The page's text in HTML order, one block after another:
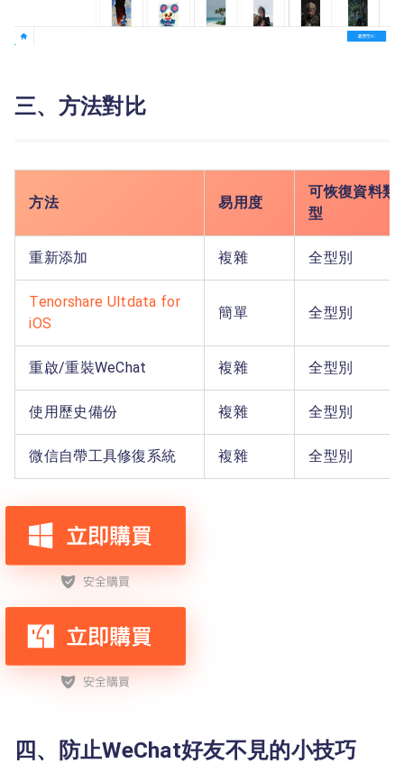
三、方法對比
方法 易用度
可恢復資料類
型
重新添加 複雜 全型別
Tenorshare Ultdata for
iOS
簡單 全型別
重啟/重裝WeChat 複雜 全型別
使用歷史備份 複雜 全型別
微信自帶工具修復系統 複雜 全型別
四、防止WeChat好友不見的小技巧